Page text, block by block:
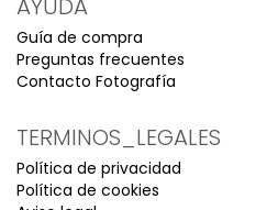
AYUDA
Guía de compra
Preguntas frecuentes
Contacto Fotografía
TERMINOS_LEGALES
Política de privacidad
Política de cookies